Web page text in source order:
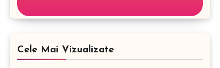
Cele Mai Vizualizate